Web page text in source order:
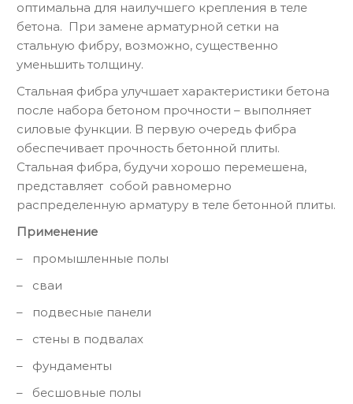
оптимальна для наилучшего крепления в теле
бетона. При замене арматурной сетки на
стальную фибру, возможно, существенно
уменьшить толщину.
Стальная фибра улучшает характеристики бетона
после набора бетоном прочности – выполняет
силовые функции. В первую очередь фибра
обеспечивает прочность бетонной плиты.
Стальная фибра, будучи хорошо перемешена,
представляет собой равномерно
распределенную арматуру в теле бетонной плиты.
Применение
– промышленные полы
– сваи
– подвесные панели
– стены в подвалах
– фундаменты
– бесшовные полы